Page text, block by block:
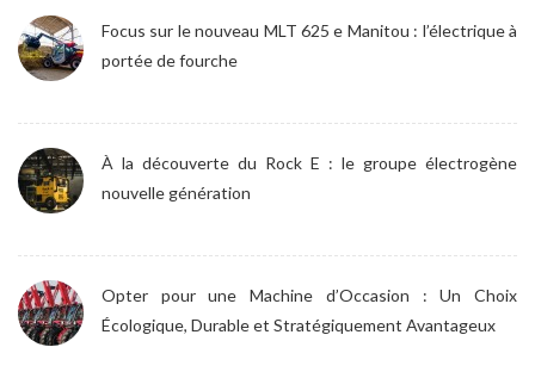
Focus sur le nouveau MLT 625 e Manitou : l’électrique à
portée de fourche
À la découverte du Rock E : le groupe électrogène
nouvelle génération
Opter pour une Machine d’Occasion : Un Choix
Écologique, Durable et Stratégiquement Avantageux